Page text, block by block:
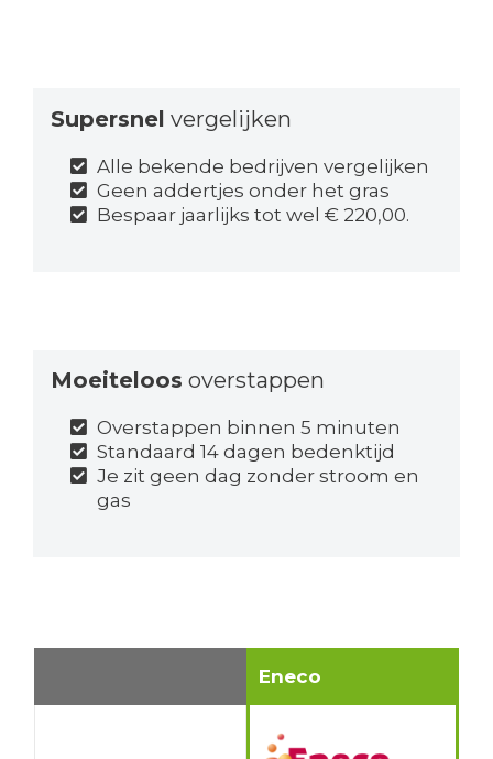
Supersnel vergelijken
Alle bekende bedrijven vergelijken
Geen addertjes onder het gras
Bespaar jaarlijks tot wel € 220,00.
Moeiteloos overstappen
Overstappen binnen 5 minuten
Standaard 14 dagen bedenktijd
Je zit geen dag zonder stroom en
gas
Eneco